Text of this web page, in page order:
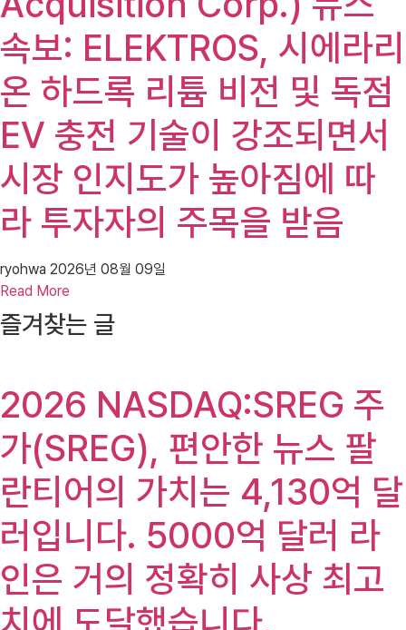
속보: ELEKTROS, 시에라리
온 하드록 리튬 비전 및 독점
EV 충전 기술이 강조되면서
시장 인지도가 높아짐에 따
라 투자자의 주목을 받음
ryohwa 2026년 08월 09일
Read More
즐겨찾는 글
2026 NASDAQ:SREG 주
가(SREG), 편안한 뉴스 팔
란티어의 가치는 4,130억 달
러입니다. 5000억 달러 라
인은 거의 정확히 사상 최고